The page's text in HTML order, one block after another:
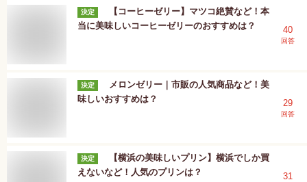
決定
【コーヒーゼリー】マツコ絶賛など！本
当に美味しいコーヒーゼリーのおすすめは？
40
回答
決定
メロンゼリー｜市販の人気商品など！美
味しいおすすめは？
29
回答
決定
【横浜の美味しいプリン】横浜でしか買
えないなど！人気のプリンは？
31